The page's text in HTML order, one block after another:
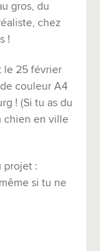
gros, du
chez
!
le 25 février
couleur A4
! (Si tu as du
chien en ville
projet :
si tu ne